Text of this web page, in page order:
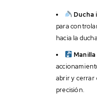
Ducha
para
hacia la
abrir y cerrar
precisión.